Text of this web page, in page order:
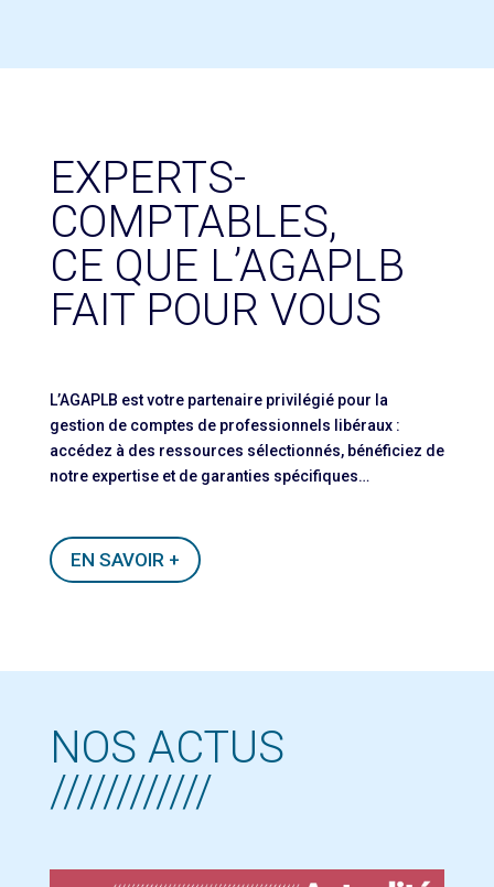
EXPERTS-
COMPTABLES,
CE QUE L’AGAPLB
FAIT POUR VOUS
L’AGAPLB est votre partenaire privilégié pour la
gestion de comptes de professionnels libéraux :
accédez à des ressources sélectionnés, bénéficiez de
notre expertise et de garanties spécifiques…
EN SAVOIR +
NOS ACTUS
////////////